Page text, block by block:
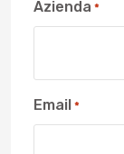
Azienda *
Email *